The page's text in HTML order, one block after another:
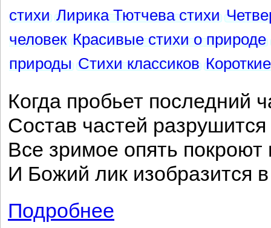
стихи Лирика Тютчева стихи
человек Красивые стихи о природе
природы Стихи классиков
Когда пробьет последний
Состав частей
Все зримое опять покроют
И Божий лик изобразится
Подробнее